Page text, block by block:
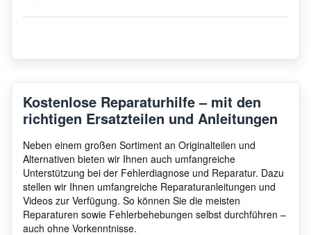
Neff
Kostenlose Reparaturhilfe – mit den
richtigen Ersatzteilen und Anleitungen
Neben einem großen Sortiment an Originalteilen und
Alternativen bieten wir Ihnen auch umfangreiche
Unterstützung bei der Fehlerdiagnose und Reparatur. Dazu
stellen wir Ihnen umfangreiche Reparaturanleitungen und
Videos zur Verfügung. So können Sie die meisten
Reparaturen sowie Fehlerbehebungen selbst durchführen –
auch ohne Vorkenntnisse.